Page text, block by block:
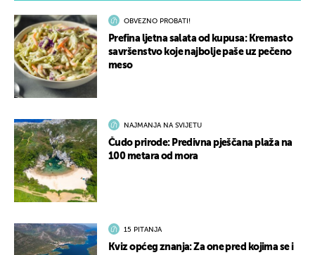
OBVEZNO PROBATI!
Prefina ljetna salata od kupusa: Kremasto
savršenstvo koje najbolje paše uz pečeno
meso
NAJMANJA NA SVIJETU
Čudo prirode: Predivna pješčana plaža na
100 metara od mora
15 PITANJA
Kviz općeg znanja: Za one pred kojima se i